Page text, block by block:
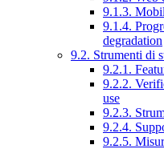
9.1.3.
9.1.4.
degradation
9.2. Strumenti di
9.2.1.
9.2.2.
use
9.2.3.
9.2.4.
9.2.5.